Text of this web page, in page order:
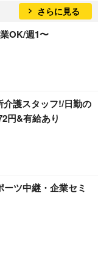
さらに見る
OK/週1〜
護スタッフ!/日勤の
円&有給あり
ツ中継・企業セミ